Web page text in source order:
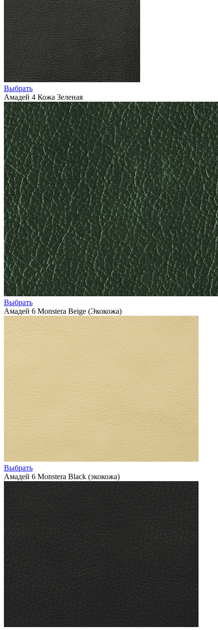
Выбрать
Амадей 4 Кожа Зеленая
Выбрать
Амадей 6 Monstera Beige (Экокожа)
Выбрать
Амадей 6 Monstera Black (экокожа)